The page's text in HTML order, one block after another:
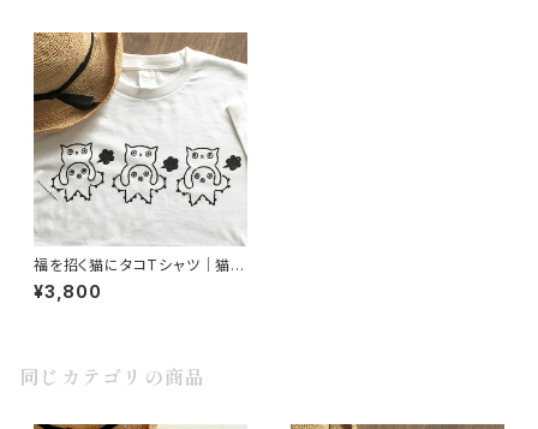
福を招く猫にタコTシャツ｜猫好
き・ユーモア・ギフトにも
¥3,800
同じカテゴリの商品